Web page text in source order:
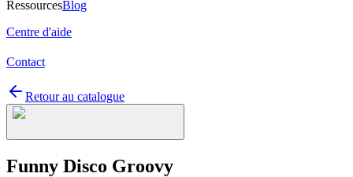
RessourcesBlog
Centre d'aide
Contact
Retour au catalogue
Funny Disco Groovy